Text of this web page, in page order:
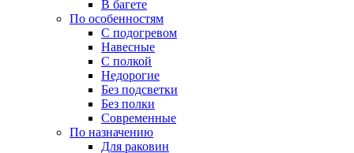
В багете
По особенностям
С подогревом
Навесные
С полкой
Недорогие
Без подсветки
Без полки
Современные
По назначению
Для раковин